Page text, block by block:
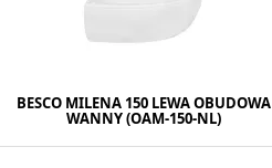
BESCO MILENA 150 LEWA OBUDOWA
WANNY (OAM-150-NL)